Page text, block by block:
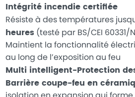
Intégrité incendie certifiée
Résiste à des températures
heures(testé par BS/CEI 60331/
Maintient la fonctionnalité
au long de l’exposition au feu
Multi intelligent-Protection
Barrière coupe-feu en